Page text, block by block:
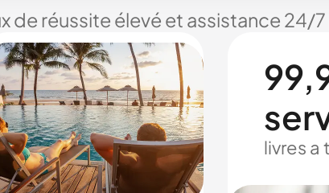
de réussite élevé et assistance 24/
livres a